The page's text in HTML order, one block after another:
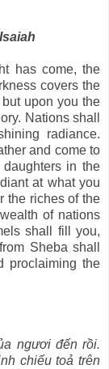
has come, the
covers the
upon you the
Nations shall
radiance.
and come to
in the
at what you
the riches of the
of nations
shall fill you,
Sheba shall
proclaiming the
ngươi đến rồi.
chiếu toả trên